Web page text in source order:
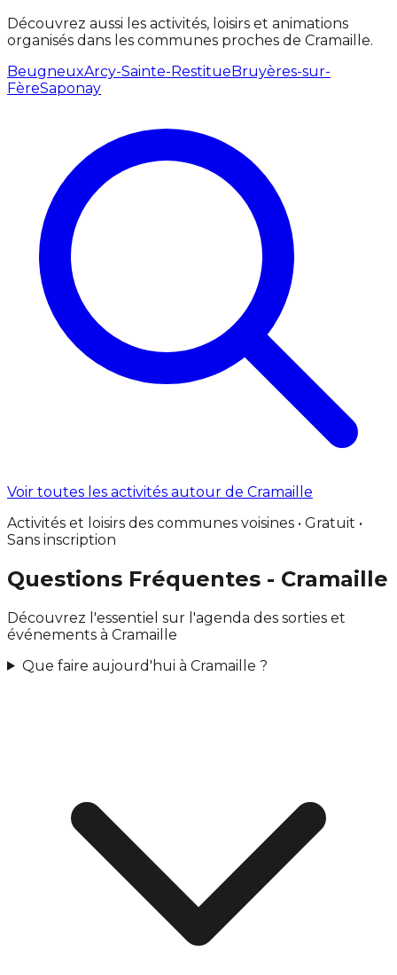
Découvrez aussi les activités, loisirs et animations
organisés dans les communes proches de Cramaille.
BeugneuxArcy-Sainte-RestitueBruyères-sur-
FèreSaponay
Voir toutes les activités autour de Cramaille
Activités et loisirs des communes voisines • Gratuit •
Sans inscription
Questions Fréquentes - Cramaille
Découvrez l'essentiel sur l'agenda des sorties et
événements à Cramaille
Que faire aujourd'hui à Cramaille ?